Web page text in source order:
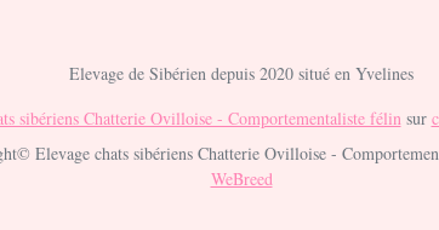
Elevage de Sibérien depuis 2020 situé en Yvelines
sibériens Chatterie Ovilloise - Comportementaliste félinsur
Elevage chats sibériens Chatterie Ovilloise -
WeBreed